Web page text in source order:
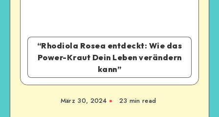
“Rhodiola Rosea entdeckt: Wie das
Power-Kraut Dein Leben verändern
kann”
März 30, 2024 23 min read